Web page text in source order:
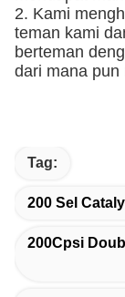
2. Kami
teman kami
berteman
dari mana pun
Tag:
200 Sel
200Cpsi